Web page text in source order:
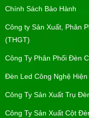
Chính Sách Bảo Hành
Công ty Sản Xuất, Phân
(THGT)
Công Ty Phân Phối Đèn
Đèn Led Công Nghệ
Công Ty Sản Xuất Trụ
Công Ty Sản Xuất Cột